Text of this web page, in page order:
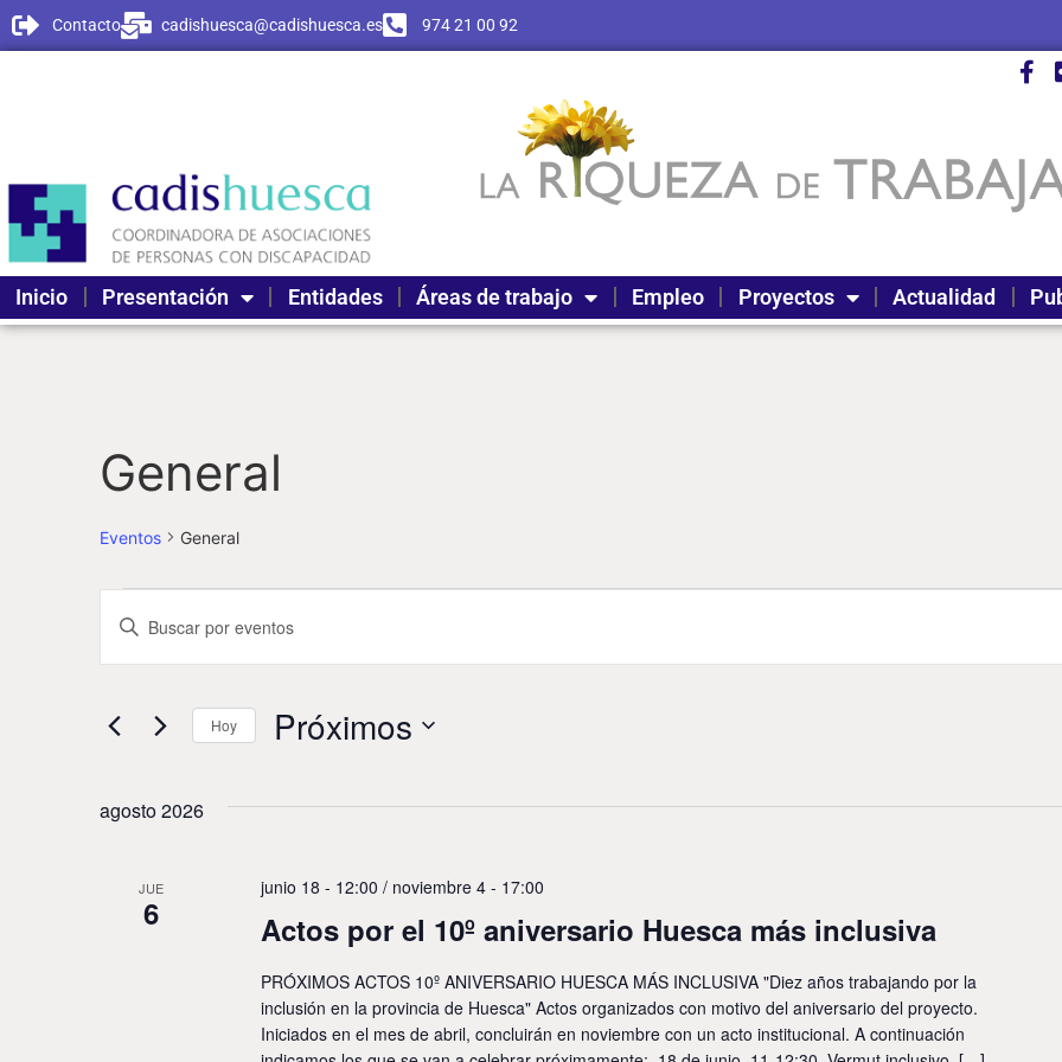
Contacto cadishuesca@cadishuesca.es 974 21 00 92
Inicio Presentación Entidades Áreas de trabajo Empleo Proyectos Actualidad
General
Eventos General
Navegación
de
búsqueda
y
de
Eventos
Introduce
clave.
para
Hoy Próximos
agosto 2026
JUE
6 Actos por el 10º aniversario Huesca más inclusiva
junio 18 - 12:00 / noviembre 4 - 17:00
PRÓXIMOS ACTOS 10º ANIVERSARIO HUESCA MÁS INCLUSIVA "Diez años trabajando por la
inclusión en la provincia de Huesca" Actos organizados con motivo del aniversario del proyecto.
Iniciados en el mes de abril, concluirán en noviembre con un acto institucional. A continuación